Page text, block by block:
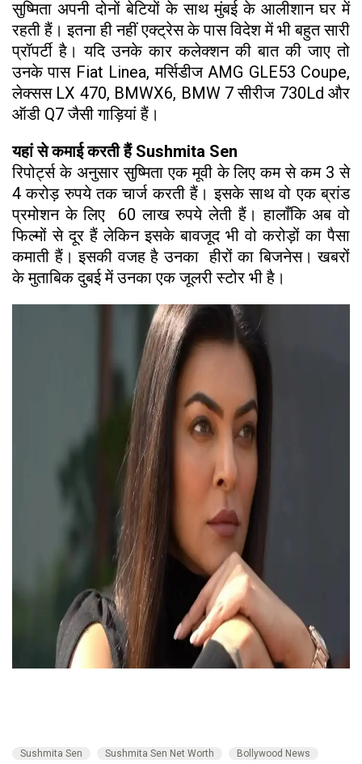
सुष्मिता अपनी दोनों बेटियों के साथ मुंबई के आलीशान घर में
रहती हैं। इतना ही नहीं एक्ट्रेस के पास विदेश में भी बहुत सारी
प्रॉपर्टी है। यदि उनके कार कलेक्शन की बात की जाए तो
उनके पास Fiat Linea, मर्सिडीज AMG GLE53 Coupe,
लेक्सस LX 470, BMWX6, BMW 7 सीरीज 730Ld और
ऑडी Q7 जैसी गाड़ियां हैं।
यहां से कमाई करती हैं Sushmita Sen
रिपोर्ट्स के अनुसार सुष्मिता एक मूवी के लिए कम से कम 3 से
4 करोड़ रुपये तक चार्ज करती हैं। इसके साथ वो एक ब्रांड
प्रमोशन के लिए 60 लाख रुपये लेती हैं। हालाँकि अब वो
फिल्मों से दूर हैं लेकिन इसके बावजूद भी वो करोड़ों का पैसा
कमाती हैं। इसकी वजह है उनका हीरों का बिजनेस। खबरों
के मुताबिक दुबई में उनका एक जूलरी स्टोर भी है।
Sushmita Sen Sushmita Sen Net Worth
Bollywood News